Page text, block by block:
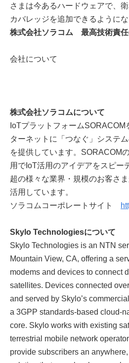
さまは今あるハードウェアで、
カバレッジを追加できるようにな
株式会社ソラコム 最高技術
会社について
株式会社ソラコムについて
IoTプラットフォーム
ターネットに「つなぐ」システ
を提供しています。SORACOM
用でIoT活用のアイデアをスピー
超の様々な業界・規模のお客さ
活用しています。
ソラコムコーポレートサイト
Skylo Technologiesについて
Skylo Technologies is an NTN
Mountain View, CA, offering a
modems and devices to connect
satellites. Devices connected
and served by Skylo’s
a 3GPP standards-based cloud-
core. Skylo works with existing
terrestrial mobile network
provide subscribers an